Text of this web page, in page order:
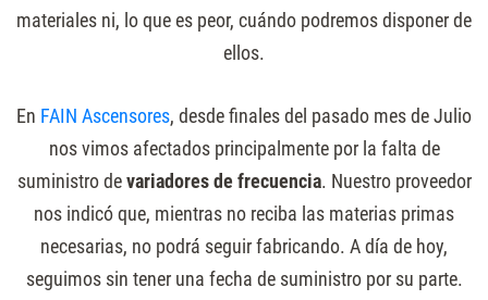
materiales ni, lo que es peor, cuándo podremos disponer de
ellos.
En FAIN Ascensores, desde finales del pasado mes de Julio
nos vimos afectados principalmente por la falta de
suministro devariadores de frecuencia. Nuestro proveedor
nos indicó que, mientras no reciba las materias primas
necesarias, no podrá seguir fabricando. A día de hoy,
seguimos sin tener una fecha de suministro por su parte.